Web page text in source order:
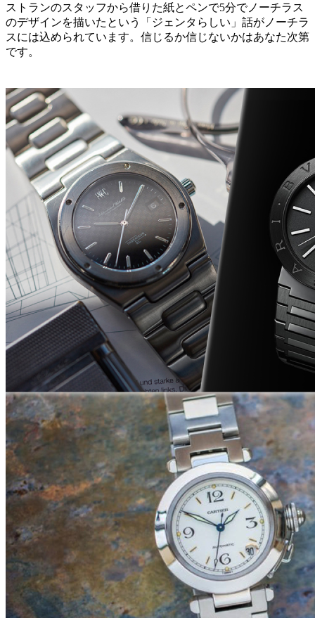
ストランのスタッフから借りた紙とペンで5分でノーチラス
のデザインを描いたという「ジェンタらしい」話がノーチラ
スには込められています。信じるか信じないかはあなた次第
です。